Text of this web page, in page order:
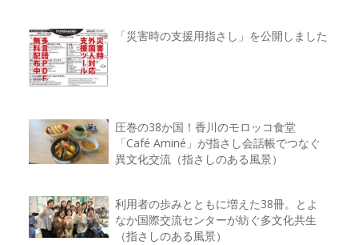
「災害時の支援用指さし」を公開しました
圧巻の38か国！香川のモロッコ食堂
「Café Aminé」が指さし会話帳でつなぐ
異文化交流（指さしのある風景）
利用者の歩みとともに増えた38冊。とよ
なか国際交流センターが紡ぐ多文化共生
（指さしのある風景）